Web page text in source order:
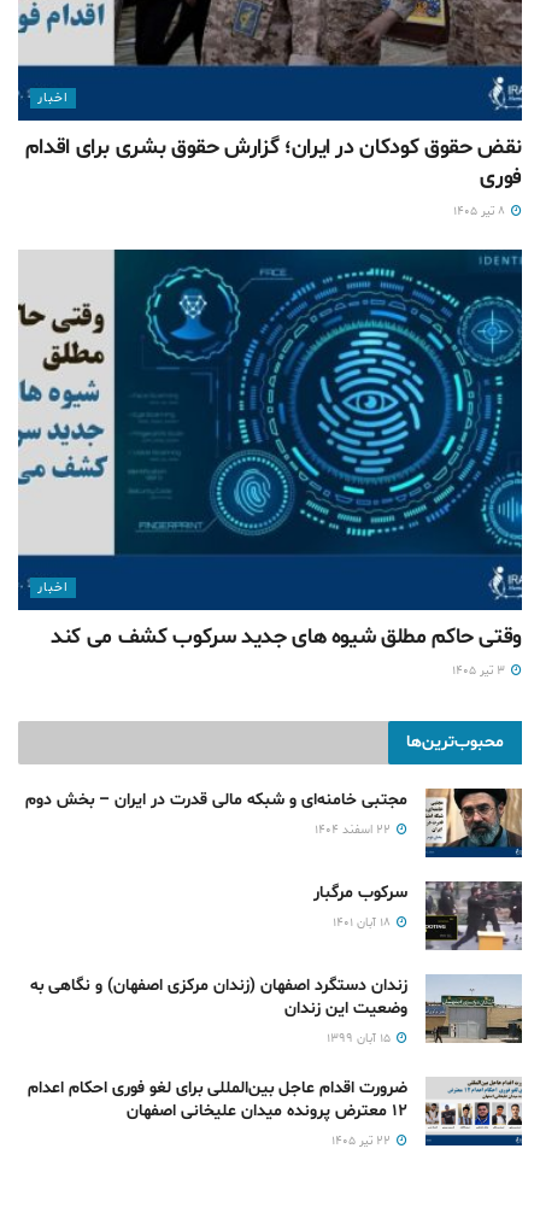
اخبار
نقض حقوق کودکان در ایران؛ گزارش حقوق بشری برای اقدام
فوری
اخبار
وقتی حاکم مطلق شیوه های جدید سرکوب کشف می کند
محبوب‌ترین‌ها
مجتبی خامنه‌ای و شبکه مالی قدرت در ایران – بخش دوم
سرکوب مرگبار
زندان دستگرد اصفهان (زندان مرکزی اصفهان) و نگاهی به
وضعیت این زندان
ضرورت اقدام عاجل بین‌المللی برای لغو فوری احکام اعدام
۱۲ معترض پرونده میدان علیخانی اصفهان